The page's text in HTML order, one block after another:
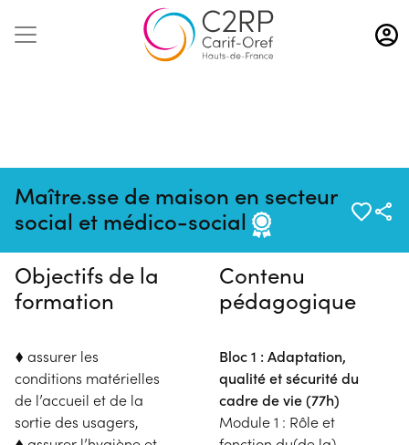
Aller
au
contenu
Maître.sse de maison en secteur
social et médico-social
Pas de session programmée en
ce moment
Objectifs de la
formation
♦ assurer les
conditions matérielles
de l’accueil et de la
sortie des usagers,
Contenu
pédagogique
Bloc 1 : Adaptation,
qualité et sécurité du
cadre de vie (77h)
Module 1 : Rôle et